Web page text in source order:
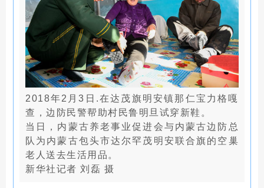
2018年2月3日.在达茂旗明安镇那仁宝力格嘎
查，边防民警帮助村民鲁明旦试穿新鞋。
当日，内蒙古养老事业促进会与内蒙古边防总
队为内蒙古包头市达尔罕茂明安联合旗的空巢
老人送去生活用品。
新华社记者 刘磊 摄